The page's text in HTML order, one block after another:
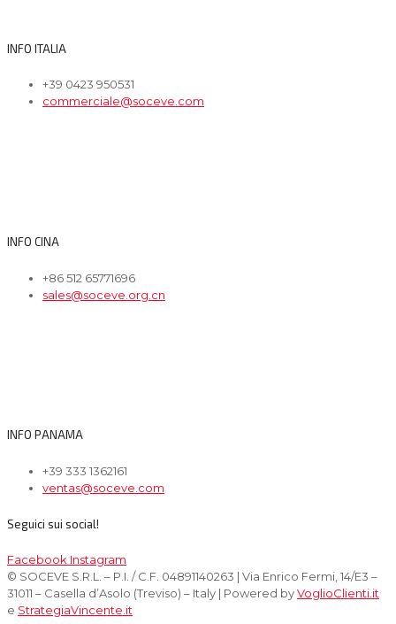
INFO ITALIA
+39 0423 950531
commerciale@soceve.com
INFO CINA
+86 512 65771696
sales@soceve.org.cn
INFO PANAMA
+39 333 1362161
ventas@soceve.com
Seguici sui social!
Facebook Instagram
© SOCEVE S.R.L. – P.I. / C.F. 04891140263 | Via Enrico Fermi, 14/E3 –
31011 – Casella d’Asolo (Treviso) – Italy | Powered byVoglioClienti.it
e StrategiaVincente.it